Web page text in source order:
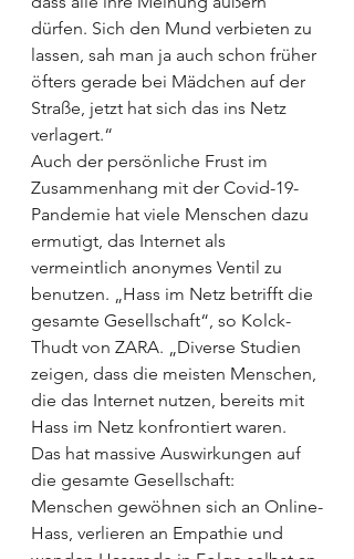
dürfen. Sich den Mund verbieten zu
lassen, sah man ja auch schon früher
öfters gerade bei Mädchen auf der
Straße, jetzt hat sich das ins Netz
verlagert.“
Auch der persönliche Frust im
Zusammenhang mit der Covid-19-
Pandemie hat viele Menschen dazu
ermutigt, das Internet als
vermeintlich anonymes Ventil zu
benutzen. „Hass im Netz betrifft die
gesamte Gesellschaft“, so Kolck-
Thudt von ZARA. „Diverse Studien
zeigen, dass die meisten Menschen,
die das Internet nutzen, bereits mit
Hass im Netz konfrontiert waren.
Das hat massive Auswirkungen auf
die gesamte Gesellschaft:
Menschen gewöhnen sich an Online-
Hass, verlieren an Empathie und